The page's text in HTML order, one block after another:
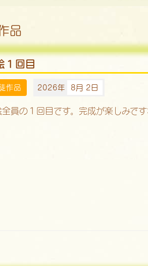
品
１回目
作品 2026年 8月 2日
全員の１回目です。完成が楽しみで